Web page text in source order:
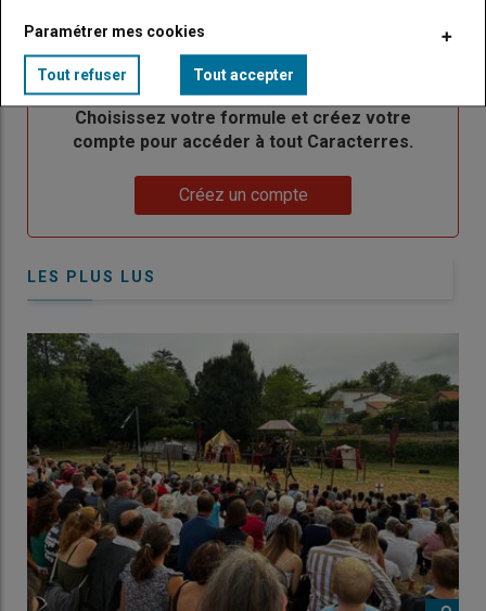
Sous-
Vous n'êtes pas abonné(e)
TITRE CRÉEZ UN COMPTE
BodyChoisissez votre formule et créez votre
compte pour accéder à tout Caracterres.
Créez un compte
LES PLUS LUS
Paramétrer mes cookies
Tout refuser Tout accepter